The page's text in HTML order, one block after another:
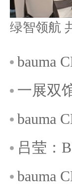
bauma
一展双
bauma
吕莹：
bauma